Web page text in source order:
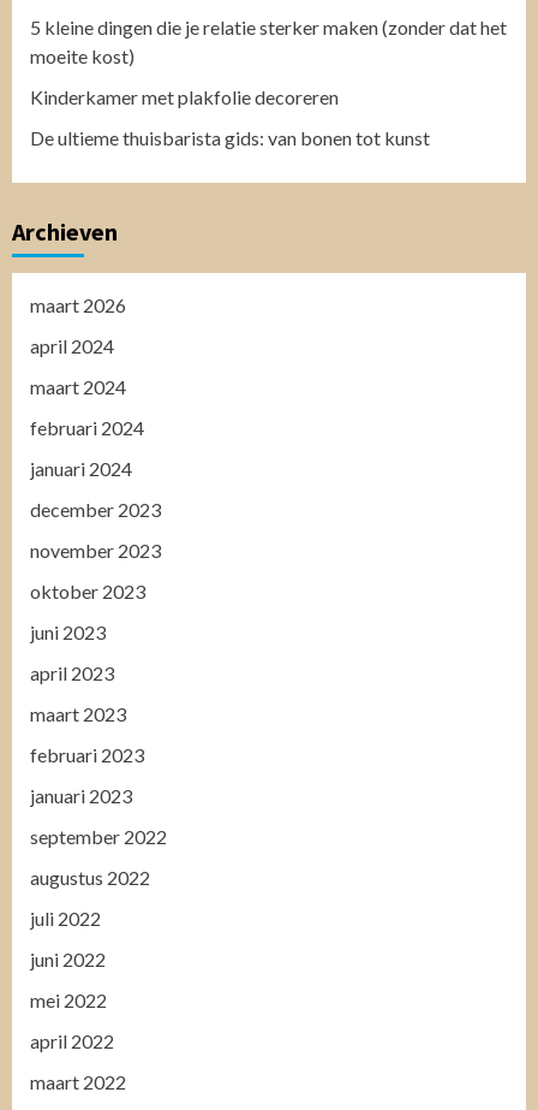
5 kleine dingen die je relatie sterker maken (zonder dat het
moeite kost)
Kinderkamer met plakfolie decoreren
De ultieme thuisbarista gids: van bonen tot kunst
Archieven
maart 2026
april 2024
maart 2024
februari 2024
januari 2024
december 2023
november 2023
oktober 2023
juni 2023
april 2023
maart 2023
februari 2023
januari 2023
september 2022
augustus 2022
juli 2022
juni 2022
mei 2022
april 2022
maart 2022